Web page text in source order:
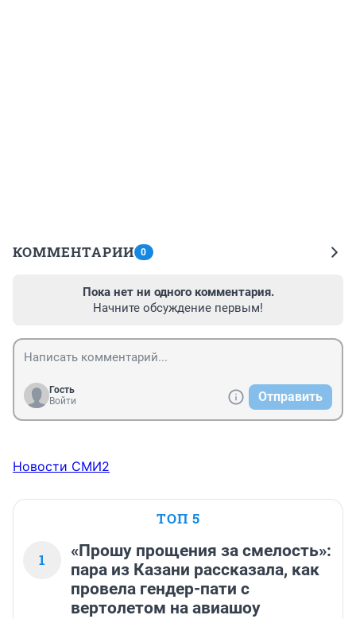
КОММЕНТАРИИ 0
Пока нет ни одного комментария.
Начните обсуждение первым!
Гость
Войти
Отправить
Новости СМИ2
ТОП 5
1
«Прошу прощения за смелость»:
пара из Казани рассказала, как
провела гендер-пати с
вертолетом на авиашоу